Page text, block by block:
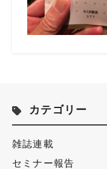
カテゴリー
雑誌連載
セミナー報告